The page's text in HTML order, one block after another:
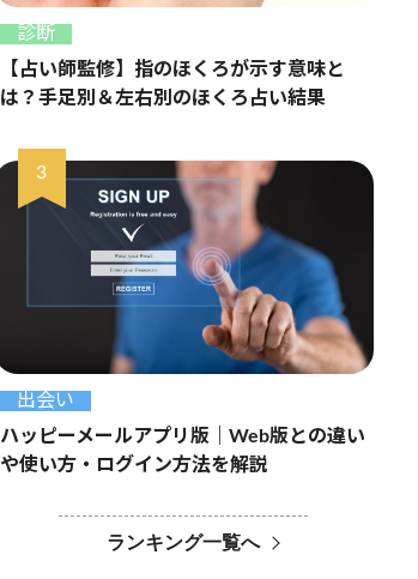
診断
【占い師監修】指のほくろが示す意味と
は？手足別＆左右別のほくろ占い結果
出会い
ハッピーメールアプリ版｜Web版との違い
や使い方・ログイン方法を解説
ランキング一覧へ